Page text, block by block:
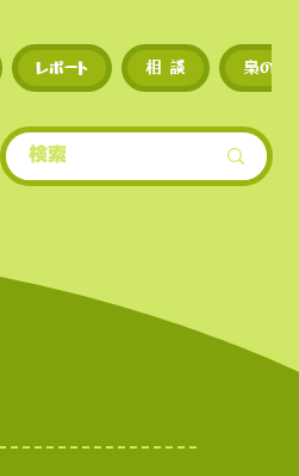
ークンや草コイ
するため、投資
的にもトップクラ
トークンや草コイ
場するため、投資
もトップクラ世
レポート 相 談 梟のひ